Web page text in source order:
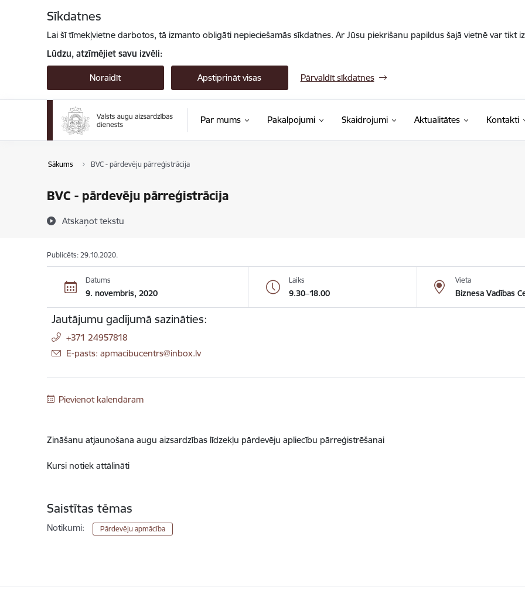
Sīkdatnes
Lai šī tīmekļvietne darbotos, tā izmanto obligāti nepieciešamās sīkdatnes. Ar Jūsu piekrišanu papildus šajā vietnē var tikt
Lūdzu, atzīmējiet savu izvēli:
Noraidīt Apstiprināt visas Pārvaldīt sīkdatnes
Par mums Pakalpojumi Skaidrojumi Aktualitātes Kontakti
Sākums BVC - pārdevēju pārreģistrācija
BVC - pārdevēju pārreģistrācija
Atskaņot tekstu
Publicēts: 29.10.2020.
Datums
9. novembris, 2020
Laiks
9.30–18.00
Vieta
Biznesa Vadības
Jautājumu gadījumā sazināties:
+371 24957818
E-pasts: apmacibucentrs@inbox.lv
Pievienot kalendāram
Zināšanu atjaunošana augu aizsardzības līdzekļu pārdevēju apliecību pārreģistrēšanai
Kursi notiek attālināti
Saistītas tēmas
Notikumi: Pārdevēju apmācība